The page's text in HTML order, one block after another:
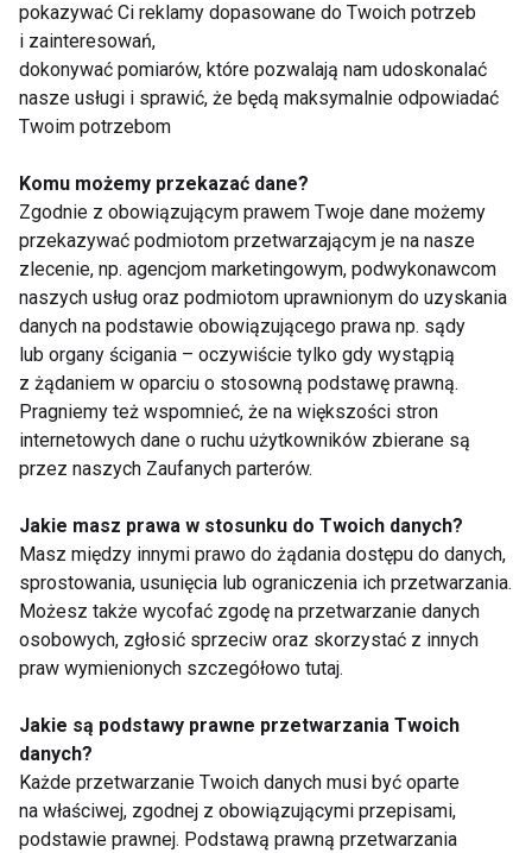
Pielęgnacyjna i
upiększająca moc
jajek
Domowy sposób na
Mleko
wybór w codziennym
menu całej rodziny?
przepis
Wszystko, co
powinnaś wiedzieć o
mleku
modyfikowanym!
to, że mleko kobiece to
dla dziecka pokarm
idealny
pokazywać Ci reklamy dopasowane do Twoich potrzeb
i zainteresowań,
dokonywać pomiarów, które pozwalają nam udoskonalać
nasze usługi i sprawić, że będą maksymalnie odpowiadać
Twoim potrzebom
Komu możemy przekazać dane?
Zgodnie z obowiązującym prawem Twoje dane możemy
przekazywać podmiotom przetwarzającym je na nasze
zlecenie, np. agencjom marketingowym, podwykonawcom
naszych usług oraz podmiotom uprawnionym do uzyskania
danych na podstawie obowiązującego prawa np. sądy
lub organy ścigania – oczywiście tylko gdy wystąpią
z żądaniem w oparciu o stosowną podstawę prawną.
Pragniemy też wspomnieć, że na większości stron
internetowych dane o ruchu użytkowników zbierane są
przez naszych Zaufanych parterów.
Jakie masz prawa w stosunku do Twoich danych?
Masz między innymi prawo do żądania dostępu do danych,
sprostowania, usunięcia lub ograniczenia ich przetwarzania.
Możesz także wycofać zgodę na przetwarzanie danych
osobowych, zgłosić sprzeciw oraz skorzystać z innych
praw wymienionych szczegółowo tutaj.
Jakie są podstawy prawne przetwarzania Twoich
danych?
Każde przetwarzanie Twoich danych musi być oparte
na właściwej, zgodnej z obowiązującymi przepisami,
podstawie prawnej. Podstawą prawną przetwarzania